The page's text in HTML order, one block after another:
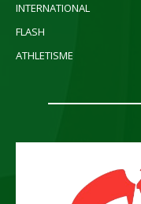
INTERNATIONAL
FLASH
ATHLETISME